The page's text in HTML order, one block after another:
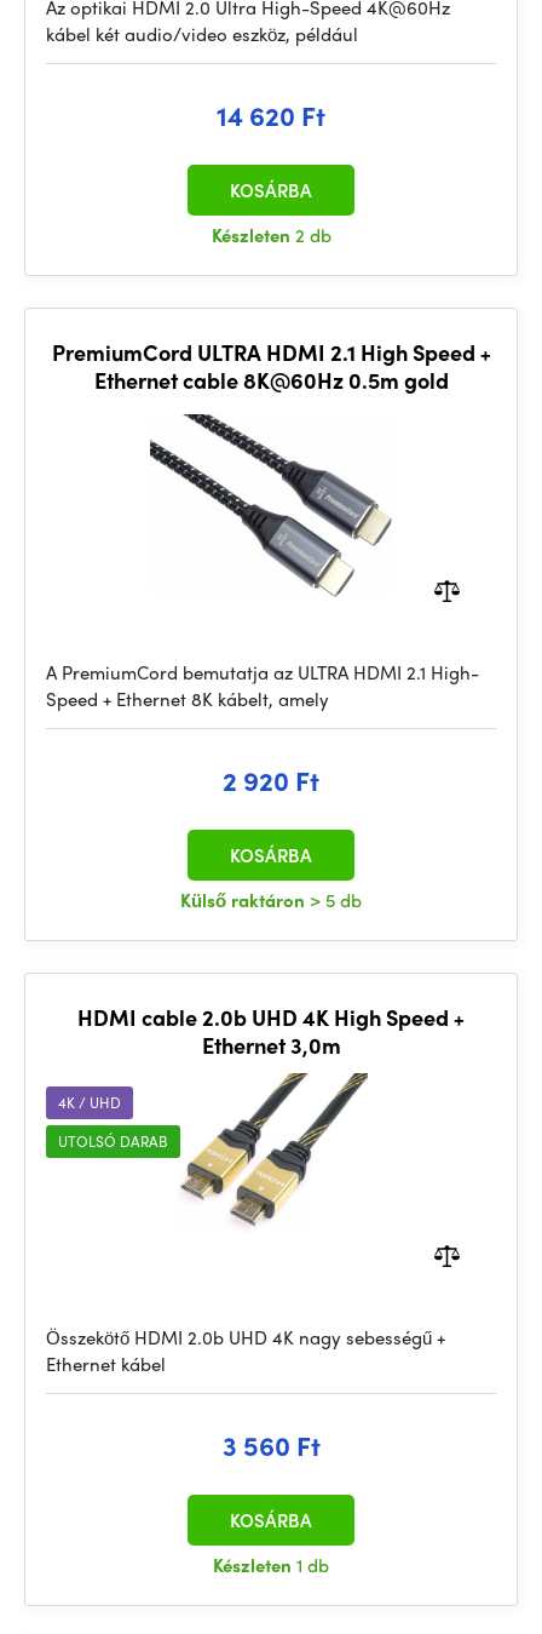
Az optikai HDMI 2.0 Ultra High-Speed 4K@60Hz
kábel két audio/video eszköz, például
14 620 Ft
Készleten 2 db
KOSÁRBA
PremiumCord ULTRA HDMI 2.1 High Speed +
Ethernet cable 8K@60Hz 0.5m gold
A PremiumCord bemutatja az ULTRA HDMI 2.1 High-
Speed + Ethernet 8K kábelt, amely
2 920 Ft
Külső raktáron > 5 db
KOSÁRBA
HDMI cable 2.0b UHD 4K High Speed +
Ethernet 3,0m
4K / UHD
UTOLSÓ DARAB
Összekötő HDMI 2.0b UHD 4K nagy sebességű +
Ethernet kábel
3 560 Ft
Készleten 1 db
KOSÁRBA